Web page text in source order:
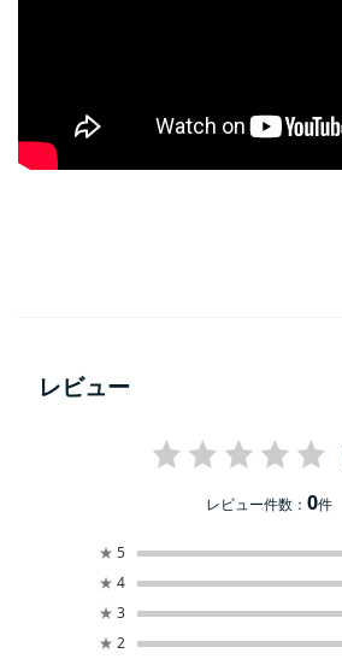
レビュー
レビュー件数：0件
★ 5
★ 4
★ 3
★ 2